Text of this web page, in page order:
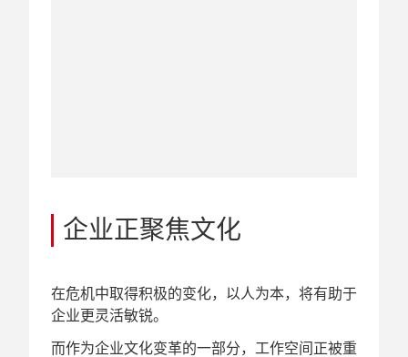
企业正聚焦文化
在危机中取得积极的变化，以人为本，将有助于
企业更灵活敏锐。
而作为企业文化变革的一部分，工作空间正被重